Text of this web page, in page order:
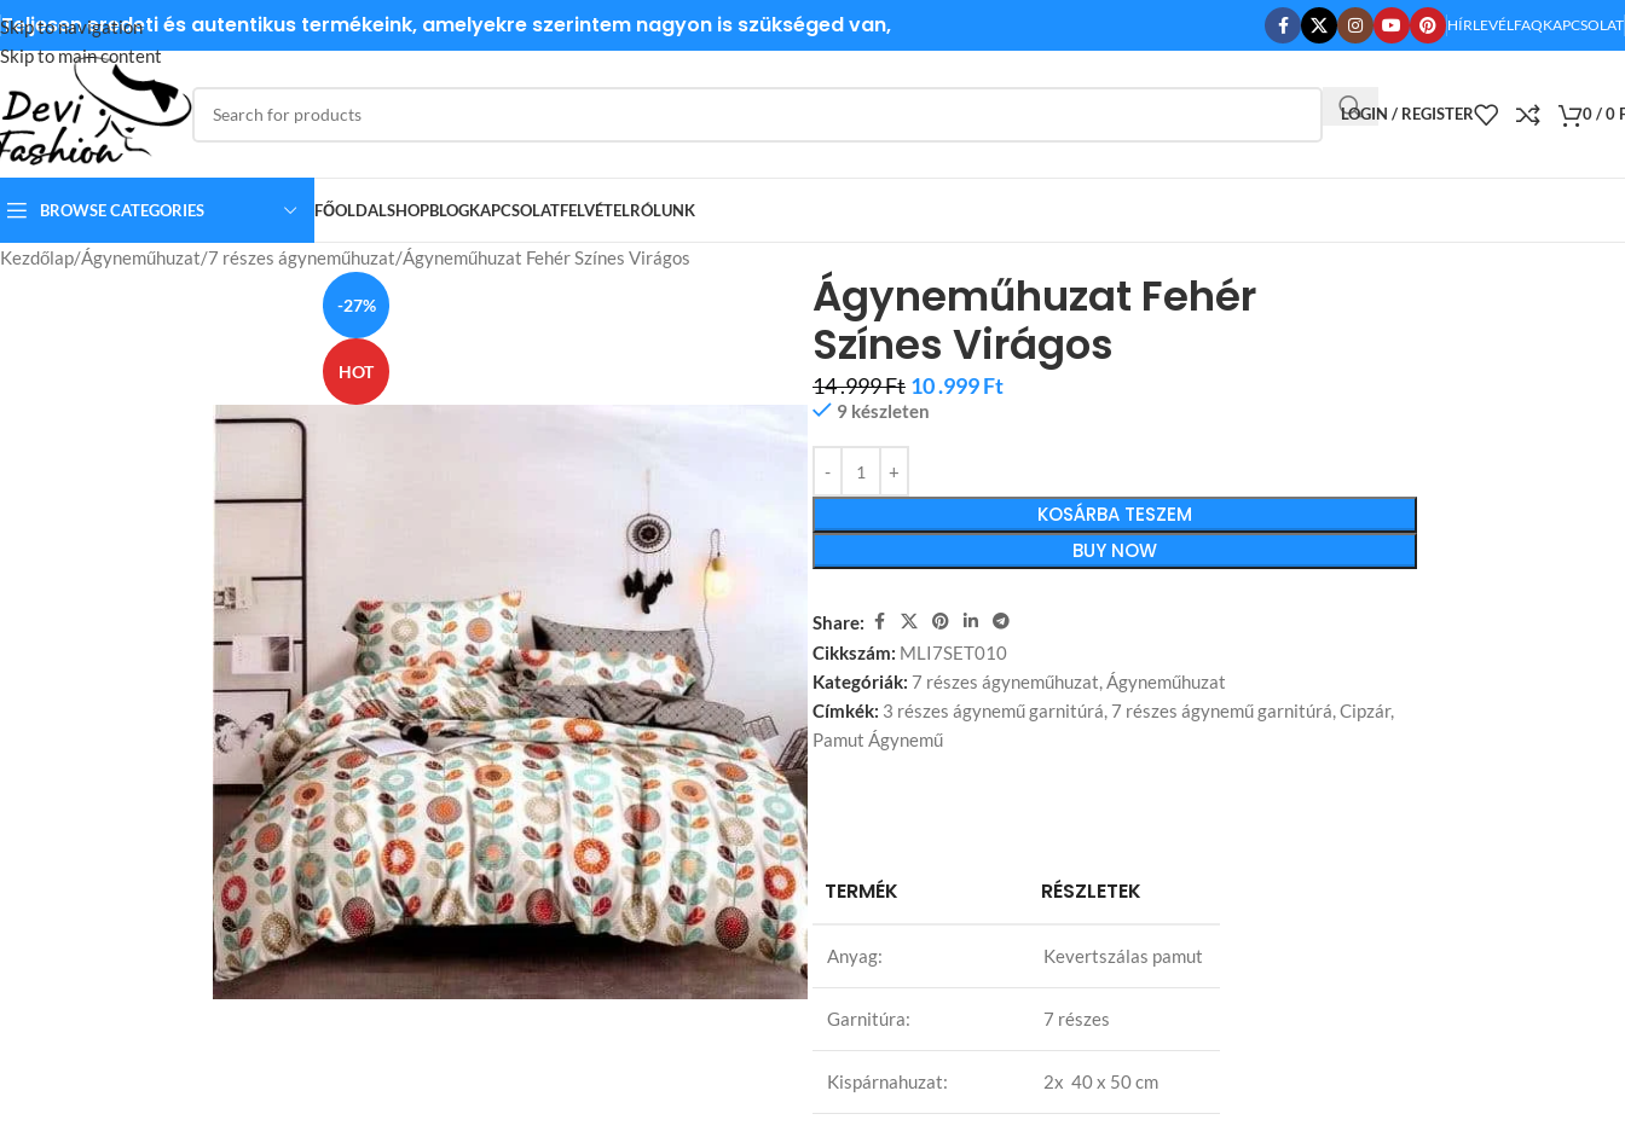
Skip to navigation
Skip to main content
Teljesen eredeti és autentikus termékeink, amelyekre szerintem nagyon is szükséged van, HÍRLEVÉLFAQKAPCSOLAT
LOGIN / REGISTER 0/0
BROWSE CATEGORIES FŐOLDALSHOPBLOGKAPCSOLATFELVÉTELRÓLUNK
Kezdőlap Ágyneműhuzat 7 részes ágyneműhuzat Ágyneműhuzat Fehér Színes Virágos
-27%
HOT
Ágyneműhuzat Fehér
Színes Virágos
14 .999Ft 10 .999Ft
9 készleten
KOSÁRBA TESZEM
BUY NOW
Share:
Cikkszám: MLI7SET010
Kategóriák: 7 részes ágyneműhuzat,Ágyneműhuzat
Címkék: 3 részes ágynemű garnitúrá, 7 részes ágynemű garnitúrá,Cipzár,
Pamut Ágynemű
TERMÉK RÉSZLETEK
Anyag: Kevertszálas pamut
Garnitúra: 7 részes
Kispárnahuzat: 2x 40 x 50 cm